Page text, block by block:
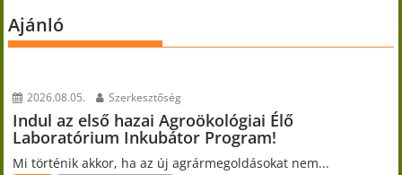
Ajánló
2026.08.05. Szerkesztőség
Indul az első hazai Agroökológiai Élő
Laboratórium Inkubátor Program!
Mi történik akkor, ha az új agrármegoldásokat nem...